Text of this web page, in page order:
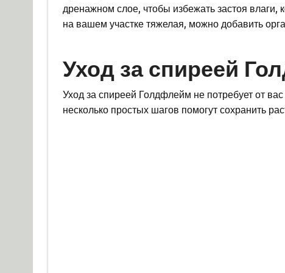
дренажном слое, чтобы избежать застоя
на вашем участке тяжелая, можно добавить
Уход за спиреей
Уход за спиреей Голдфлейм не потребует от
несколько простых шагов помогут сохранить